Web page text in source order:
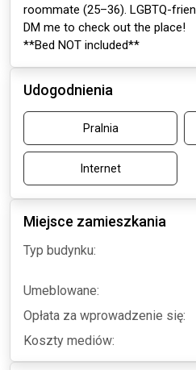
roommate (25–36). LGBTQ-
DM me to check out the place!
**Bed NOT included**
Udogodnienia
Pralnia
Internet
Miejsce zamieszkania
Typ budynku:
Umeblowane:
Opłata za wprowadzenie się:
Koszty mediów: